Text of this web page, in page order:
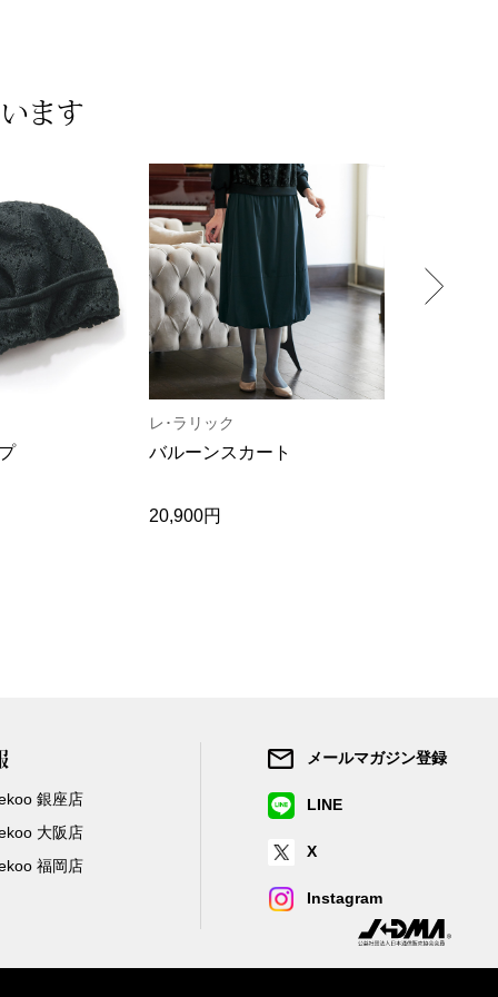
ます
レ･ラリック
バルーンスカート
20,900円
銀座店
大阪店
福岡店
メールマガジン登録
LINE
X
Instagram